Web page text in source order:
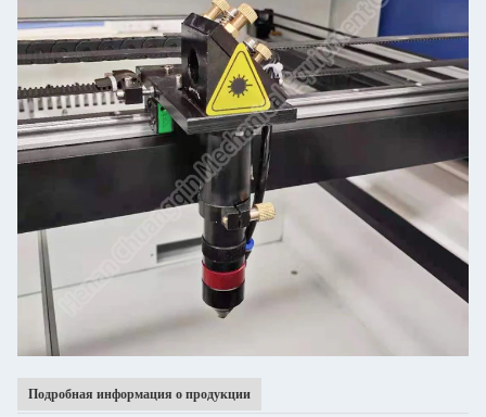
Подробная информация о продукции